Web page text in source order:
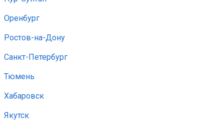
Оренбург
Ростов-на-Дону
Санкт-Петербург
Тюмень
Хабаровск
Якутск